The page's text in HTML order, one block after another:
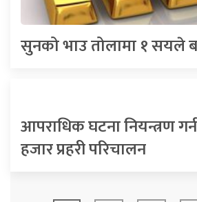
सुनको भाउ तोलामा १ सयले
आपराधिक घटना नियन्त्रण
हजार प्रहरी परिचालन